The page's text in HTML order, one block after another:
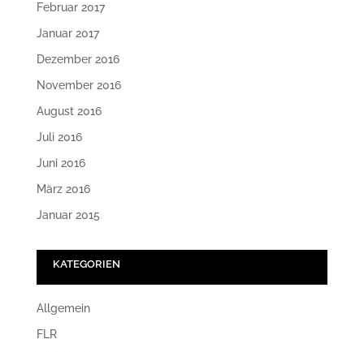
Februar 2017
Januar 2017
Dezember 2016
November 2016
August 2016
Juli 2016
Juni 2016
März 2016
Januar 2015
KATEGORIEN
Allgemein
FLR